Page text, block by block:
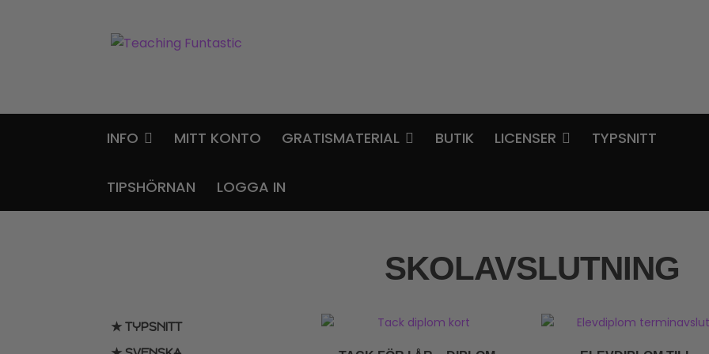
Hoppa
Gå
INFO MITT KONTO GRATISMATERIAL BUTIK LICENSER TYPSNITT
TIPSHÖRNAN LOGGA IN
SKOLAVSLUTNING
★ TYPSNITT